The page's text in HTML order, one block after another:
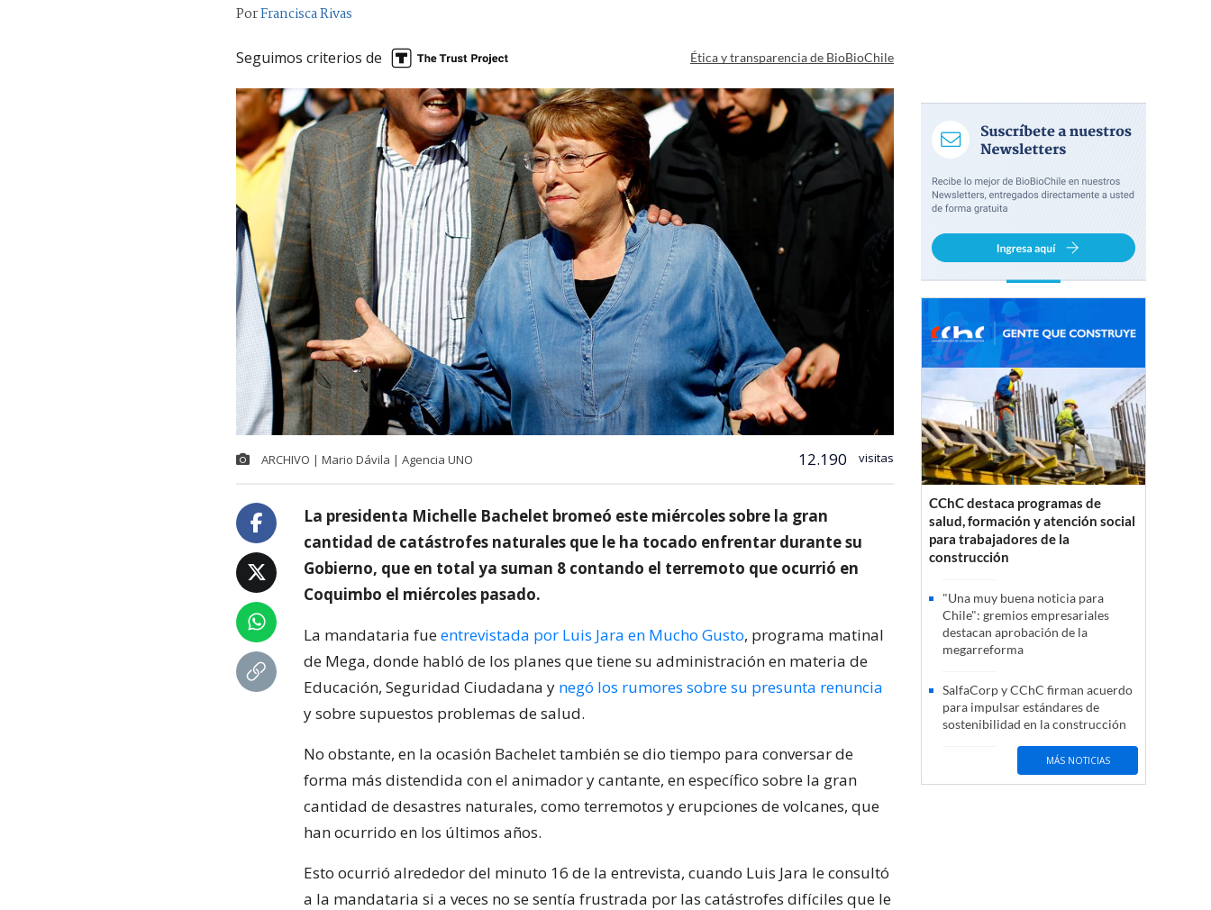
PorFrancisca Rivas
Seguimos criterios de Ética y transparencia de BioBioChile
ARCHIVO | Mario Dávila | Agencia UNO 12.190 visitas
La presidenta Michelle Bachelet bromeó este miércoles sobre la gran
cantidad de catástrofes naturales que le ha tocado enfrentar durante su
Gobierno, que en total ya suman 8 contando el terremoto que ocurrió en
Coquimbo el miércoles pasado.
La mandataria fueentrevistada por Luis Jara en Mucho Gusto, programa matinal
de Mega, donde habló de los planes que tiene su administración en materia de
Educación, Seguridad Ciudadana y negó los rumores sobre su presunta renuncia
y sobre supuestos problemas de salud.
No obstante, en la ocasión Bachelet también se dio tiempo para conversar de
forma más distendida con el animador y cantante, en específico sobre la gran
cantidad de desastres naturales, como terremotos y erupciones de volcanes, que
han ocurrido en los últimos años.
Esto ocurrió alrededor del minuto 16 de la entrevista, cuando Luis Jara le consultó
a la mandataria si a veces no se sentía frustrada por las catástrofes difíciles que le
CChC destaca programas de
salud, formación y atención social
para trabajadores de la
construcción
"Una muy buena noticia para
Chile": gremios empresariales
destacan aprobación de la
megarreforma
SalfaCorp y CChC firman acuerdo
para impulsar estándares de
sostenibilidad en la construcción
MÁS NOTICIAS